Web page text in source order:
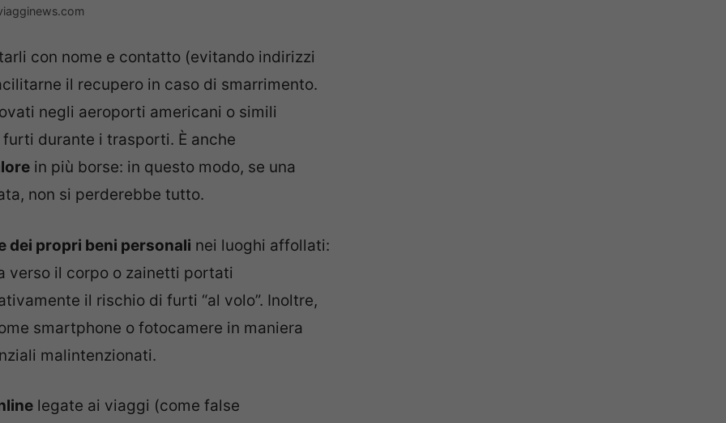
con nome e contatto (evitando indirizzi
il recupero in caso di smarrimento.
negli aeroporti americani o simili
durante i trasporti. È anche
in più borse: in questo modo, se una
non si perderebbe tutto.
dei propri beni personali nei luoghi affollati:
verso il corpo o zainetti portati
il rischio di furti “al volo”. Inoltre,
smartphone o fotocamere in maniera
malintenzionati.
legate ai viaggi (come false